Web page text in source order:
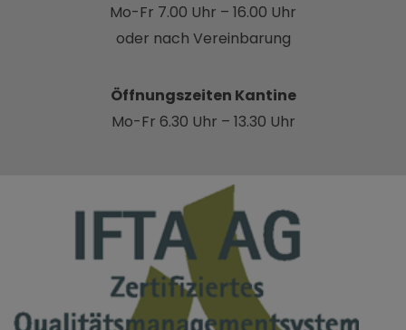
Mo-Fr 7.00 Uhr – 16.00 Uhr
oder nach Vereinbarung
Öffnungszeiten Kantine
Mo-Fr 6.30 Uhr – 13.30 Uhr